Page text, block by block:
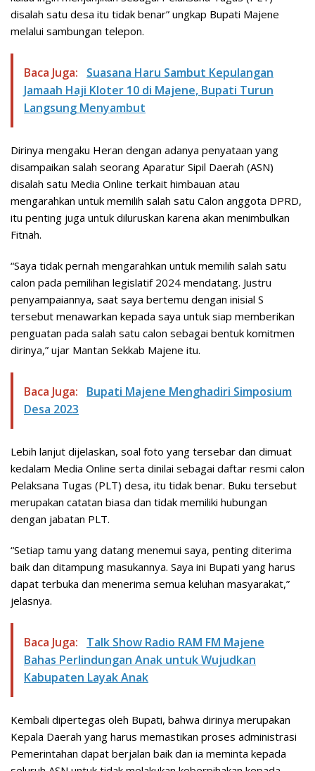
disalah satu desa itu tidak benar” ungkap Bupati Majene
melalui sambungan telepon.
Baca Juga:
Suasana Haru Sambut Kepulangan
Jamaah Haji Kloter 10 di Majene, Bupati Turun
Langsung Menyambut
Dirinya mengaku Heran dengan adanya penyataan yang
disampaikan salah seorang Aparatur Sipil Daerah (ASN)
disalah satu Media Online terkait himbauan atau
mengarahkan untuk memilih salah satu Calon anggota DPRD,
itu penting juga untuk diluruskan karena akan menimbulkan
Fitnah.
“Saya tidak pernah mengarahkan untuk memilih salah satu
calon pada pemilihan legislatif 2024 mendatang. Justru
penyampaiannya, saat saya bertemu dengan inisial S
tersebut menawarkan kepada saya untuk siap memberikan
penguatan pada salah satu calon sebagai bentuk komitmen
dirinya,” ujar Mantan Sekkab Majene itu.
Baca Juga:
Bupati Majene Menghadiri Simposium
Desa 2023
Lebih lanjut dijelaskan, soal foto yang tersebar dan dimuat
kedalam Media Online serta dinilai sebagai daftar resmi calon
Pelaksana Tugas (PLT) desa, itu tidak benar. Buku tersebut
merupakan catatan biasa dan tidak memiliki hubungan
dengan jabatan PLT.
“Setiap tamu yang datang menemui saya, penting diterima
baik dan ditampung masukannya. Saya ini Bupati yang harus
dapat terbuka dan menerima semua keluhan masyarakat,”
jelasnya.
Baca Juga:
Talk Show Radio RAM FM Majene
Bahas Perlindungan Anak untuk Wujudkan
Kabupaten Layak Anak
Kembali dipertegas oleh Bupati, bahwa dirinya merupakan
Kepala Daerah yang harus memastikan proses administrasi
Pemerintahan dapat berjalan baik dan ia meminta kepada